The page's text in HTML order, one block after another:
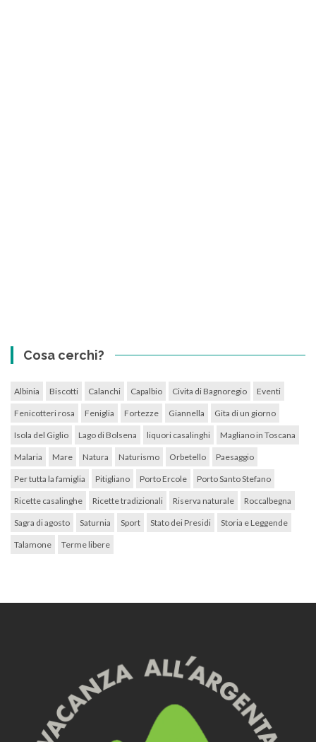
Cosa cerchi?
Albinia Biscotti Calanchi Capalbio Civita di Bagnoregio Eventi
Fenicotteri rosa Feniglia Fortezze Giannella Gita di un giorno
Isola del Giglio Lago di Bolsena liquori casalinghi Magliano in Toscana
Malaria Mare Natura Naturismo Orbetello Paesaggio
Per tutta la famiglia Pitigliano Porto Ercole Porto Santo Stefano
Ricette casalinghe Ricette tradizionali Riserva naturale Roccalbegna
Sagra di agosto Saturnia Sport Stato dei Presidi Storia e Leggende
Talamone Terme libere